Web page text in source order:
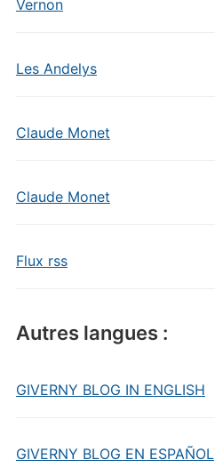
Vernon
Les Andelys
Claude Monet
Claude Monet
Flux rss
Autres langues :
GIVERNY BLOG IN ENGLISH
GIVERNY BLOG EN ESPAÑOL